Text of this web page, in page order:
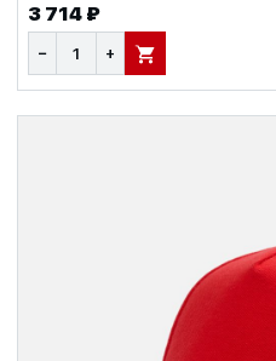
3 714 ₽
− + В КОРЗИНУ